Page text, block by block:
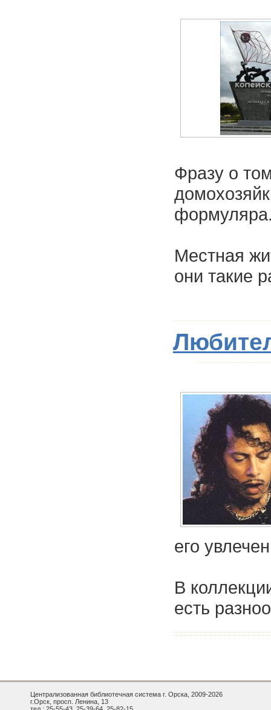
Фразу о
Местная
они такие
его
В
есть
Централизованная библиотечная система г. Орска, 2009-2026
г.Орск, просп. Ленина, 13